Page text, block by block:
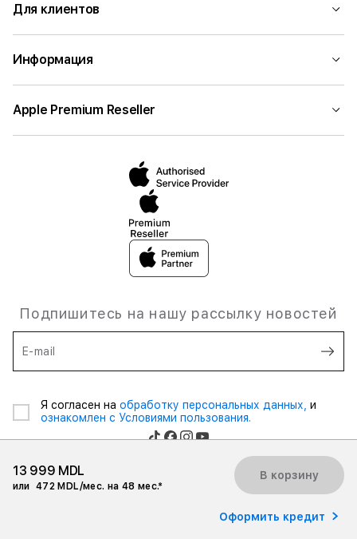
13 999 MDL
или 472 MDL/мес. на 48 мес.*
В корзину
Оформить кредит
Для клиентов
Информация
Apple Premium Reseller
Подпишитесь на нашу рассылку новостей
E-mail
Я согласен на обработку персональных данных, и
ознакомлен с Условиями пользования.
© 2026 iSpace Moldova. Все права защищены.